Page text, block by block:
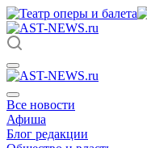
Все новости
Афиша
Блог редакции